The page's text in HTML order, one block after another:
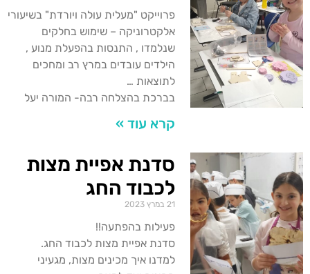
פרוייקט "מעלית עולה ויורדת" בשיעורי
אלקטרוניקה – שימוש בחלקים
שנלמדו , התנסות בהפעלת מנוע ,
הילדים עובדים במרץ רב ומחכים
לתוצאות …
בברכת בהצלחה רבה- המורה יעל
קרא עוד »
סדנת אפיית מצות
לכבוד החג
21 במרץ 2023
פעילות בהפתעה!!
סדנת אפיית מצות לכבוד החג.
למדנו איך מכינים מצות, מגעיני